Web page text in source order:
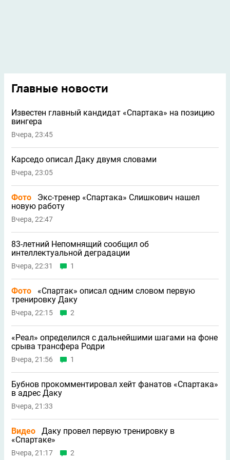
Главные новости
Известен главный кандидат «Спартака» на позицию
вингера
Вчера, 23:45
Карседо описал Даку двумя словами
Вчера, 23:05
Фото
Экс-тренер «Спартака» Слишкович нашел
новую работу
Вчера, 22:47
83-летний Непомнящий сообщил об
интеллектуальной деградации
Вчера, 22:31 1
Фото
«Спартак» описал одним словом первую
тренировку Даку
Вчера, 22:15 2
«Реал» определился с дальнейшими шагами на фоне
срыва трансфера Родри
Вчера, 21:56 1
Бубнов прокомментировал хейт фанатов «Спартака»
в адрес Даку
Вчера, 21:33
Видео
Даку провел первую тренировку в
«Спартаке»
Вчера, 21:17 2